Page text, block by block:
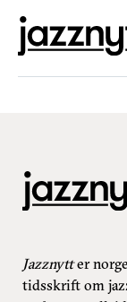
Jazznytter
tidsskrift om